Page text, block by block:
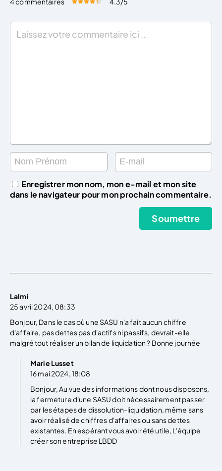
Évaluez cet article:
Enregistrer mon nom, mon e-mail et mon site
dans le navigateur pour mon prochain commentaire.
Lalmi
25 avril 2024, 08:33
Bonjour, Dans le cas où une SASU n'a fait aucun chiffre
d'affaire, pas dettes pas d'actifs ni passifs, devrait-elle
malgré tout réaliser un bilan de liquidation ? Bonne journée
Marie Lusset
16 mai 2024, 18:08
Bonjour, Au vue des informations dont nous disposons,
la fermeture d'une SASU doit nécessairement passer
par les étapes de dissolution-liquidation, même sans
avoir réalisé de chiffres d'affaires ou sans dettes
existantes. En espérant vous avoir été utile, L'équipe
créer son entreprise LBDD